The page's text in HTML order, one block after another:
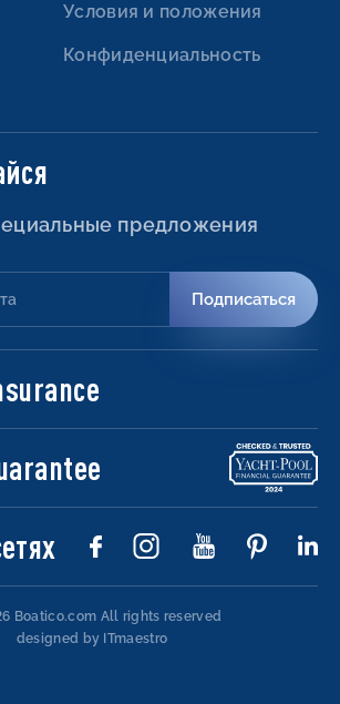
Условия и положения
Конфиденциальность
предложения
Подписаться
Boatico.com All rights reserved
designed by ITmaestro